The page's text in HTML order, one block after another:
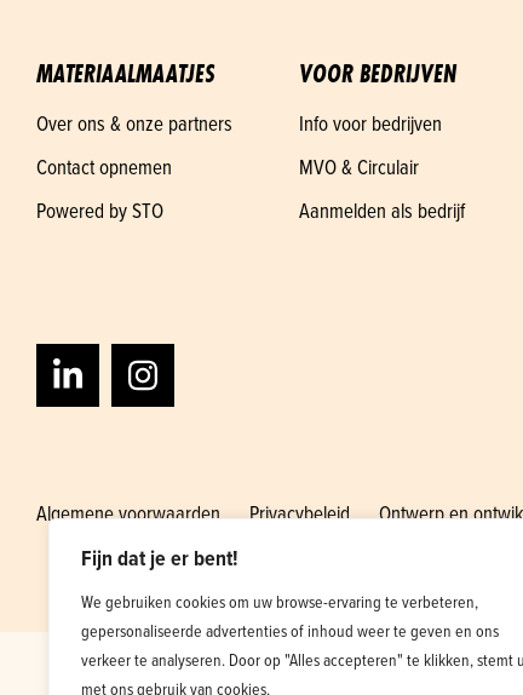
Fijn dat je er bent!
We gebruiken cookies om uw browse-ervaring te verbeteren,
gepersonaliseerde advertenties of inhoud weer te geven en ons
verkeer te analyseren. Door op "Alles accepteren" te klikken, stemt
met ons gebruik van cookies.
MATERIAALMAATJES
Over ons & onze partners
Contact opnemen
Powered by STO
VOOR BEDRIJVEN
Info voor bedrijven
MVO & Circulair
Aanmelden als bedrijf
Algemene voorwaarden Privacybeleid Ontwerp en